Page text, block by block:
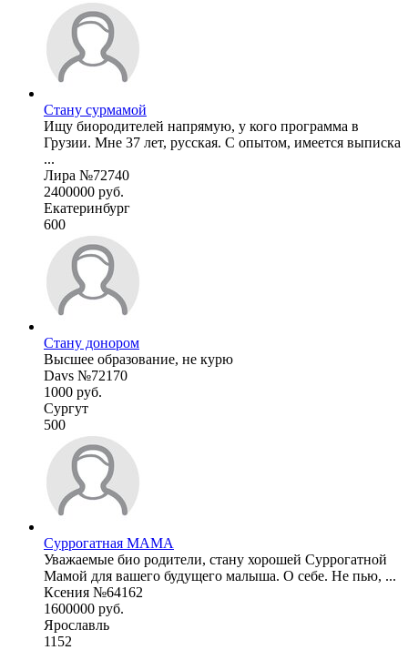
Стану сурмамой
Ищу биородителей напрямую, у кого программа в
Грузии. Мне 37 лет, русская. С опытом, имеется выписка
...
Лира №72740
2400000 руб.
Екатеринбург
600
Стану донором
Высшее образование, не курю
Davs №72170
1000 руб.
Сургут
500
Суррогатная МАМА
Уважаемые био родители, стану хорошей Суррогатной
Мамой для вашего будущего малыша. О себе. Не пью, ...
Ксения №64162
1600000 руб.
Ярославль
1152